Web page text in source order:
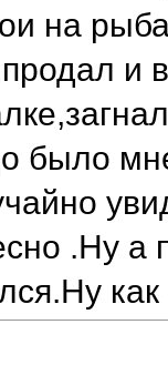
на
и
было
.Ну а